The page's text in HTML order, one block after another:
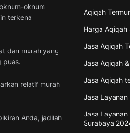
oknum
terkena
dan murah yang
puas.
relatif murah
Anda, jadilah
Aqiqah
Harga Aqiqah
Jasa Aqiqah
Jasa Aqiqah
Jasa Aqiqah
Jasa
Jasa Layanan
Surabaya